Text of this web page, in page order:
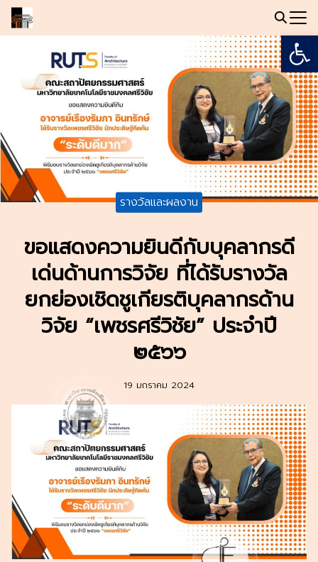
Skip
รางวัลและผลงาน
ขอแสดงความยินดีกับบุคลากรดี
เด่นด้านการวิจัย ที่ได้รับรางวัล
ยกย่องเชิดชูเกียรติบุคลากรด้าน
วิจัย “เพชรศรีวิชัย” ประจำปี
๒๕๖๖
19 มกราคม 2024